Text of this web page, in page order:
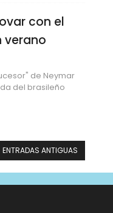
con el
verano
de Neymar
del brasileño
ENTRADAS ANTIGUAS